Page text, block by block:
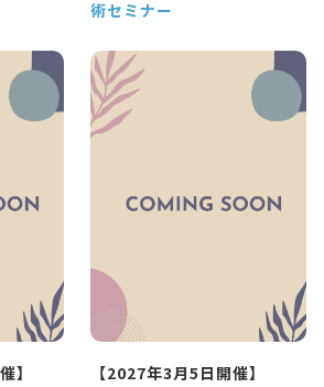
術セミナー
】
【2027年3月5日開催】